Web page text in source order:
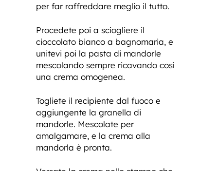
per far raffreddare meglio il tutto.
Procedete poi a sciogliere il
cioccolato bianco a bagnomaria, e
unitevi poi la pasta di mandorle
mescolando sempre ricavando così
una crema omogenea.
Togliete il recipiente dal fuoco e
aggiungente la granella di
mandorle. Mescolate per
amalgamare, e la crema alla
mandorla è pronta.